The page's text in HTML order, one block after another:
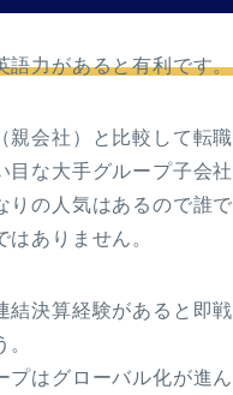
語力があると有利です。
親会社）と比較して転
目な大手グループ子会社
りの人気はあるので誰
はありません。
結決算経験があると即
プはグローバル化が進